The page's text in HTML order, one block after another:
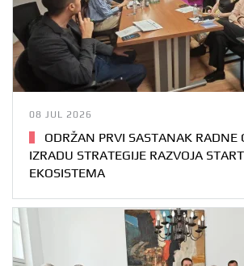
08 JUL 2026
ODRŽAN PRVI SASTANAK RADNE
IZRADU STRATEGIJE RAZVOJA
EKOSISTEMA